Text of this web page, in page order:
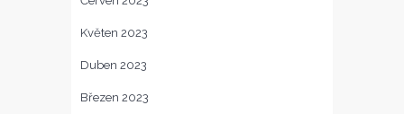
Květen 2023
Duben 2023
Březen 2023